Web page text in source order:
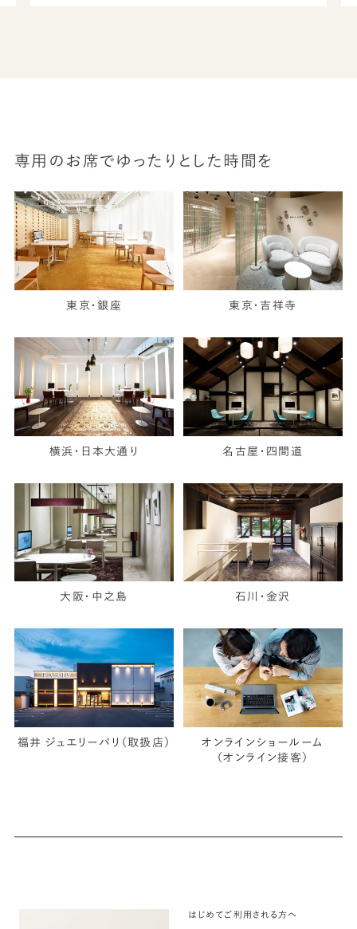
専用のお席でゆったりとした時間を
東京・銀座 東京・吉祥寺
横浜・日本大通り 名古屋・四間道
大阪・中之島 石川・金沢
福井 ジュエリーパリ（取扱店）
オンラインショールーム
（オンライン接客）
はじめてご利用される方へ